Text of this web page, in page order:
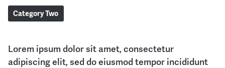
Category Two
Lorem ipsum dolor sit amet, consectetur
adipiscing elit, sed do eiusmod tempor incididunt